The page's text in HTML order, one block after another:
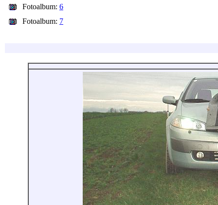
Fotoalbum: 6
Fotoalbum: 7